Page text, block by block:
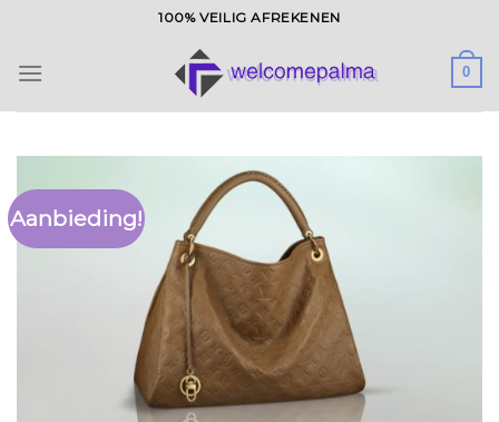
inhoud
100% VEILIG AFREKENEN
0
Aanbieding!